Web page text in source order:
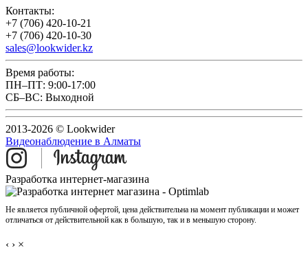
Контакты:
+7 (706) 420-10-21
+7 (706) 420-10-30
sales@lookwider.kz
Время работы:
ПН–ПТ: 9:00-17:00
СБ–ВС: Выходной
2013-2026 © Lookwider
Видеонаблюдение в Алматы
Разработка интернет-магазина
Не является публичной офертой, цена действительна на момент публикации и может
отличаться от действительной как в большую, так и в меньшую сторону.
‹ › ×